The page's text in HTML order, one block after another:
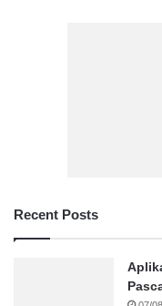
Recent Posts